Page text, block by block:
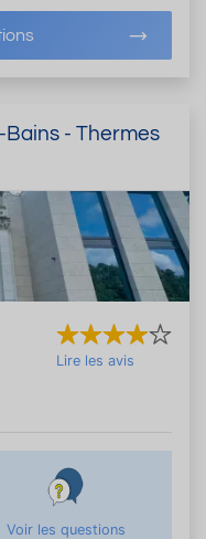
- Thermes
Lire les avis
Voir les questions